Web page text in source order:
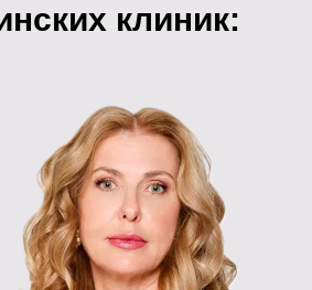
клиник: